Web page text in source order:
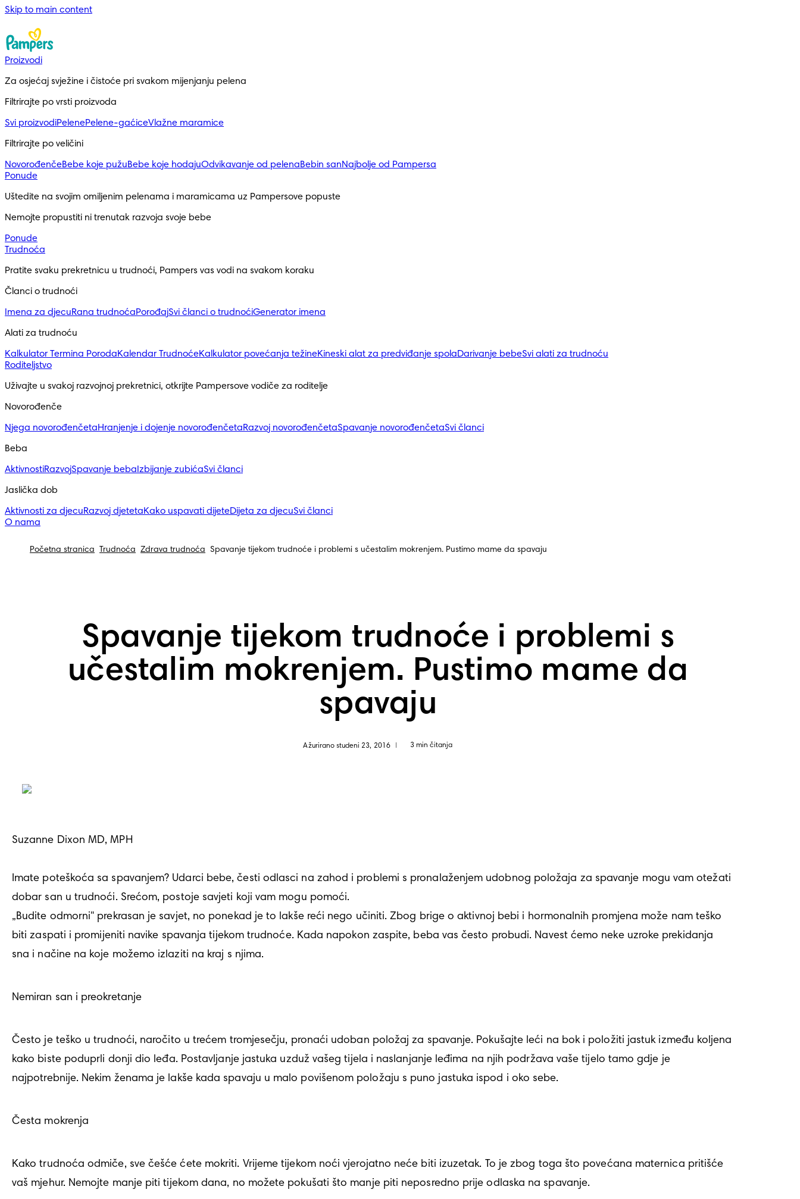
Skip to main content
Proizvodi
Za osjećaj svježine i čistoće pri svakom mijenjanju pelena
Filtrirajte po vrsti proizvoda
Svi proizvodiPelenePelene-gaćiceVlažne maramice
Filtrirajte po veličini
NovorođenčeBebe koje pužuBebe koje hodajuOdvikavanje od pelenaBebin sanNajbolje od Pampersa
Ponude
Uštedite na svojim omiljenim pelenama i maramicama uz Pampersove popuste
Nemojte propustiti ni trenutak razvoja svoje bebe
Ponude
Trudnoća
Pratite svaku prekretnicu u trudnoći, Pampers vas vodi na svakom koraku
Članci o trudnoći
Imena za djecuRana trudnoćaPorođajSvi članci o trudnoćiGenerator imena
Alati za trudnoću
Kalkulator Termina PorodaKalendar TrudnoćeKalkulator povećanja težineKineski alat za predviđanje spolaDarivanje bebeSvi alati za trudnoću
Roditeljstvo
Uživajte u svakoj razvojnoj prekretnici, otkrijte Pampersove vodiče za roditelje
Novorođenče
Njega novorođenčetaHranjenje i dojenje novorođenčetaRazvoj novorođenčetaSpavanje novorođenčetaSvi članci
Beba
AktivnostiRazvojSpavanje beba Izbijanje zubićaSvi članci
Jaslička dob
Aktivnosti za djecuRazvoj djetetaKako uspavati dijeteDijeta za djecuSvi članci
O nama
Početna stranica Trudnoća Zdrava trudnoća Spavanje tijekom trudnoće i problemi s učestalim mokrenjem. Pustimo mame da spavaju
Spavanje tijekom trudnoće i problemi s
učestalim mokrenjem. Pustimo mame da
spavaju
Ažurirano studeni 23, 2016 3 min čitanja
Suzanne Dixon MD, MPH
Imate poteškoća sa spavanjem? Udarci bebe, česti odlasci na zahod i problemi s pronalaženjem udobnog položaja za spavanje mogu vam otežati
dobar san u trudnoći. Srećom, postoje savjeti koji vam mogu pomoći.
„Budite odmorni" prekrasan je savjet, no ponekad je to lakše reći nego učiniti. Zbog brige o aktivnoj bebi i hormonalnih promjena može nam teško
biti zaspati i promijeniti navike spavanja tijekom trudnoće. Kada napokon zaspite, beba vas često probudi. Navest ćemo neke uzroke prekidanja
sna i načine na koje možemo izlaziti na kraj s njima.
Nemiran san i preokretanje
Često je teško u trudnoći, naročito u trećem tromjesečju, pronaći udoban položaj za spavanje. Pokušajte leći na bok i položiti jastuk između koljena
kako biste poduprli donji dio leđa. Postavljanje jastuka uzduž vašeg tijela i naslanjanje leđima na njih podržava vaše tijelo tamo gdje je
najpotrebnije. Nekim ženama je lakše kada spavaju u malo povišenom položaju s puno jastuka ispod i oko sebe.
Česta mokrenja
Kako trudnoća odmiče, sve češće ćete mokriti. Vrijeme tijekom noći vjerojatno neće biti izuzetak. To je zbog toga što povećana maternica pritišće
vaš mjehur. Nemojte manje piti tijekom dana, no možete pokušati što manje piti neposredno prije odlaska na spavanje.